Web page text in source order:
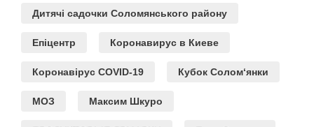
Дитячі садочки Соломянського району
Епіцентр Коронавирус в Киеве
Коронавірус COVID-19 Кубок Солом‘янки
МОЗ Максим Шкуро